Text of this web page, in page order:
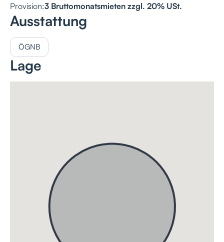
Provision:3 Bruttomonatsmieten zzgl. 20% USt.
Ausstattung
ÖGNB
Lage